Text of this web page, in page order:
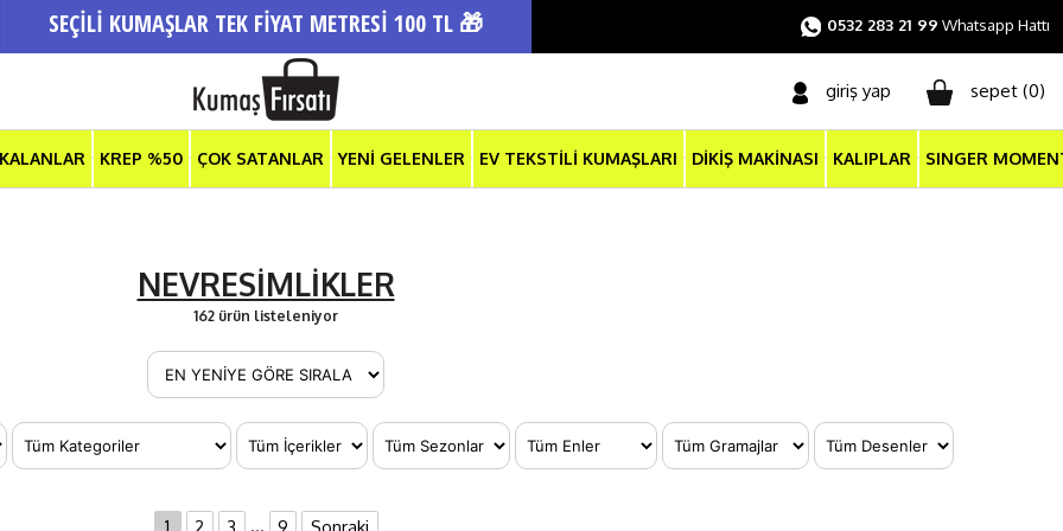
SEÇİLİ KUMAŞLAR TEK FİYAT METRESİ 100 TL 🎁 0532 283 21 99 Whatsapp Hattı
giriş yap sepet (0)
KREP %50 ÇOK SATANLAR YENİ GELENLER EV TEKSTİLİ KUMAŞLARI DİKİŞ MAKİNASI KALIPLAR SINGER
NEVRESİMLİKLER
162 ürün listeleniyor
...